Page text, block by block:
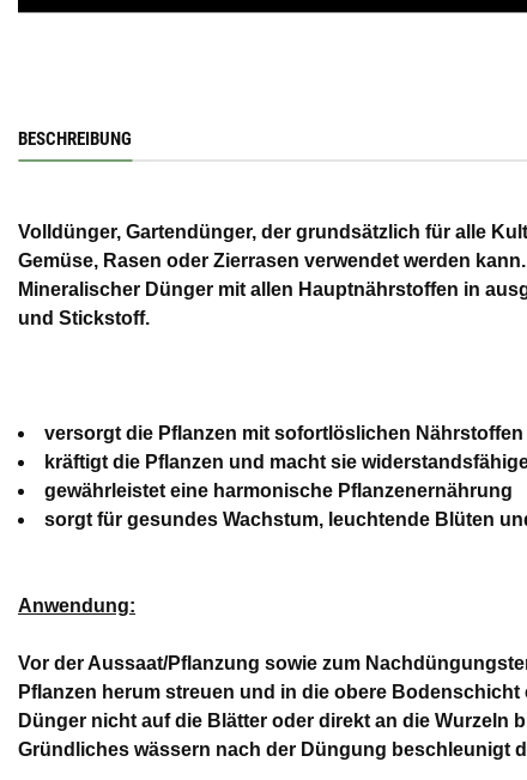
BESCHREIBUNG
Volldünger, Gartendünger, der grundsätzlich für alle
Gemüse, Rasen oder Zierrasen verwendet werden kann.
Mineralischer Dünger mit allen Hauptnährstoffen in
und Stickstoff.
versorgt die Pflanzen mit sofortlöslichen Nährstoffen
kräftigt die Pflanzen und macht sie
gewährleistet eine harmonische Pflanzenernährung
sorgt für gesundes Wachstum, leuchtende Blüten
Anwendung:
Vor der Aussaat/Pflanzung sowie zum
Pflanzen herum streuen und in die obere Bodenschicht
Dünger nicht auf die Blätter oder direkt an die Wurzeln
Gründliches wässern nach der Düngung beschleunigt